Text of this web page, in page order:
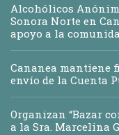
Alcohólicos
Sonora Norte en
apoyo a la
Cananea mantiene
envío de la Cuenta
Organizan “Bazar
a la Sra. Marcelina